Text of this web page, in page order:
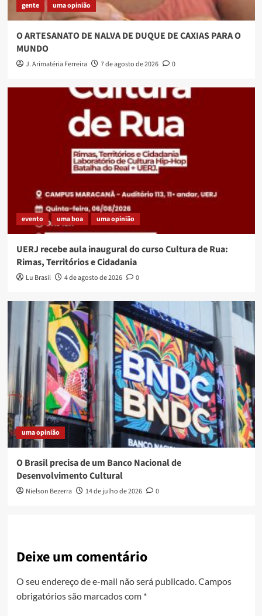
gente uma opinião
O ARTESANATO DE NALVA DE DUQUE DE CAXIAS PARA O
MUNDO
J. Arimatéria Ferreira 7 de agosto de 2026 0
evento uma boa uma opinião
UERJ recebe aula inaugural do curso Cultura de Rua:
Rimas, Territórios e Cidadania
Lu Brasil 4 de agosto de 2026 0
uma opinião
O Brasil precisa de um Banco Nacional de
Desenvolvimento Cultural
Nielson Bezerra 14 de julho de 2026 0
Deixe um comentário
O seu endereço de e-mail não será publicado.Campos
obrigatórios são marcados com *